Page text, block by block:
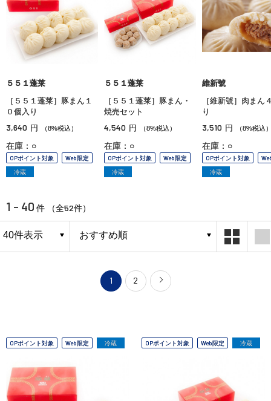
５５１蓬莱
［５５１蓬莱］豚まん１
０個入り
3,640 円 （8%税込）
在庫：○
OPポイント対象
Web限定
冷蔵
５５１蓬莱
［５５１蓬莱］豚まん・
焼売セット
4,540 円 （8%税込）
在庫：○
OPポイント対象
Web限定
冷蔵
維新號
［維新號］肉まん
り
3,510 円 （8%税込
在庫：○
OPポイント対象
冷蔵
1 - 40 件 （全52件）
1 2
OPポイント対象 Web限定 冷蔵 OPポイント対象 Web限定 冷蔵